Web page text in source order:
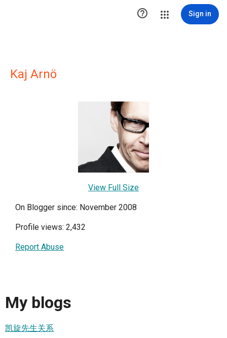
 Sign in
Kaj Arnö
View Full Size
On Blogger since: November 2008
Profile views: 2,432
Report Abuse
My blogs
凯旋先生关系